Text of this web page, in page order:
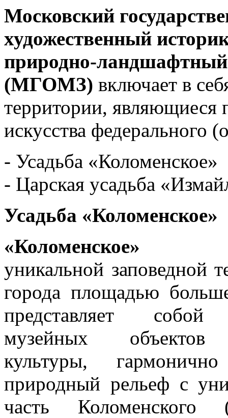
Московский
художественный
природно-ландшафтный
(МГОМЗ) включает в
территории, являющиеся
искусства федерального
- Усадьба «Коломенское»
- Царская усадьба
Усадьба «Коломенское»
«Коломенское»
уникальной заповедной
города площадью
представляет собой
музейных объектов
культуры,
природный рельеф с
часть Коломенского